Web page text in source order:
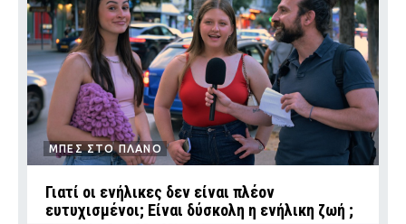
ΜΠΕΣ ΣΤΟ ΠΛΑΝΟ
Γιατί οι ενήλικες δεν είναι πλέον
ευτυχισμένοι; Είναι δύσκολη η ενήλικη ζωή ;